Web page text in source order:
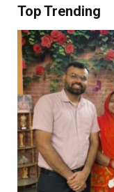
Top Trending